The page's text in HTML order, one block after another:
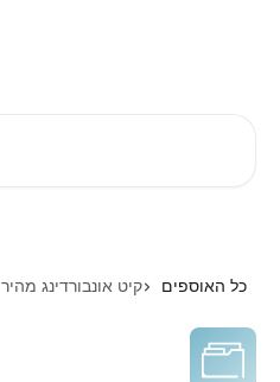
כל האוספים קיט אונבורדינג מהיר